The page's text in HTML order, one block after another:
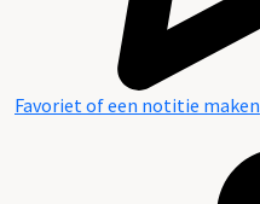
Favoriet of een notitie maken